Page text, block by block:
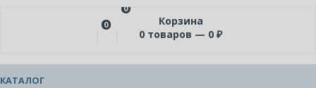
0
0
Корзина
0 товаров — 0 ₽
КАТАЛОГ